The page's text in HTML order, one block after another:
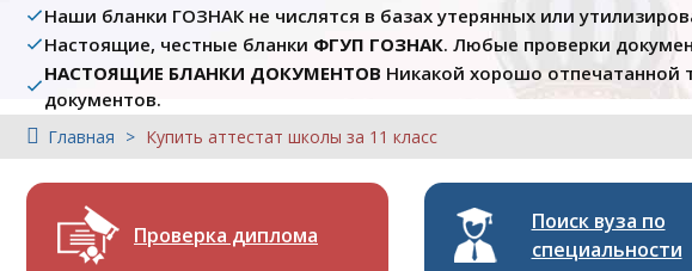
Наши бланки ГОЗНАК не числятся в базах утерянных или
Настоящие, честные бланки ФГУП ГОЗНАК. Любые проверки
НАСТОЯЩИЕ БЛАНКИ ДОКУМЕНТОВ Никакой хорошо отпечатанной
документов.
Главная Купить аттестат школы за 11 класс
Проверка диплома
Поиск вуза по
специальности